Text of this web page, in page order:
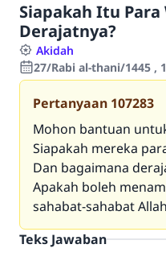
Siapakah Itu
Derajatnya?
Akidah
27/Rabi al-thani/1445 ,
Pertanyaan 107283
Mohon bantuan
Siapakah mereka
Dan bagaimana
Apakah boleh
sahabat-sahabat
Teks Jawaban